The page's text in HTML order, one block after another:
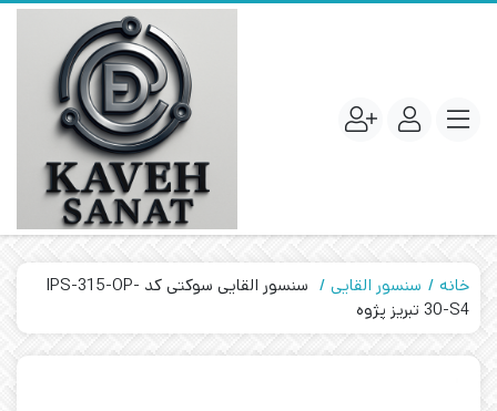
خانه سنسور القایی
سنسور القایی سوکتی کد IPS-315-OP-
30-S4 تبریز پژوه